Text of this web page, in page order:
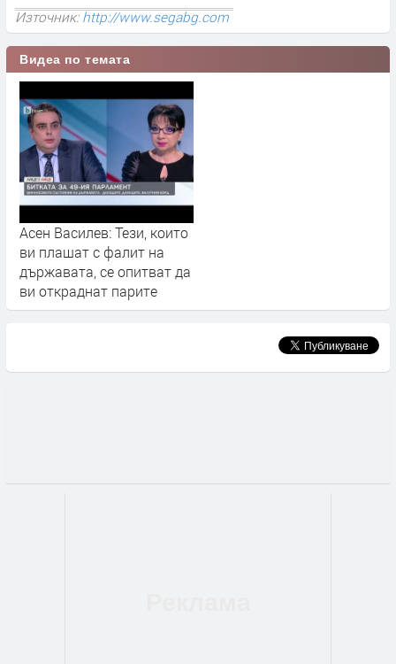
Източник:http://www.segabg.com
Видеа по темата
Асен Василев: Тези, които
ви плашат с фалит на
държавата, се опитват да
ви откраднат парите